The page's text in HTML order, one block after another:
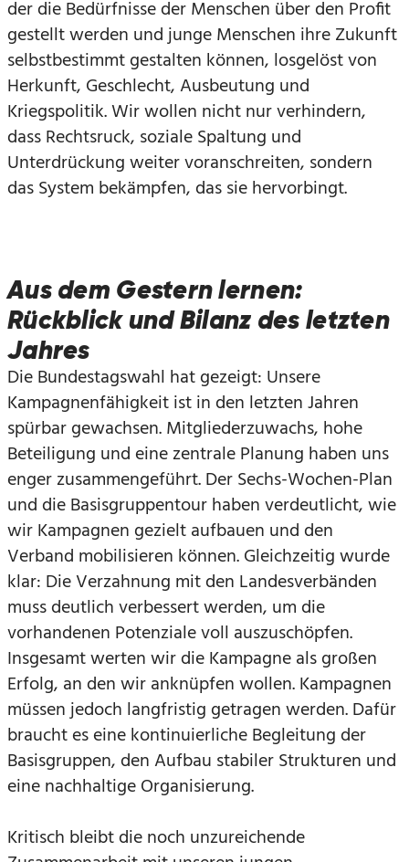
der die Bedürfnisse der Menschen über den Profit
gestellt werden und junge Menschen ihre Zukunft
selbstbestimmt gestalten können, losgelöst von
Herkunft, Geschlecht, Ausbeutung und
Kriegspolitik. Wir wollen nicht nur verhindern,
dass Rechtsruck, soziale Spaltung und
Unterdrückung weiter voranschreiten, sondern
das System bekämpfen, das sie hervorbingt.
Aus dem Gestern lernen:
Rückblick und Bilanz des letzten
Jahres
Die Bundestagswahl hat gezeigt: Unsere
Kampagnenfähigkeit ist in den letzten Jahren
spürbar gewachsen. Mitgliederzuwachs, hohe
Beteiligung und eine zentrale Planung haben uns
enger zusammengeführt. Der Sechs-Wochen-Plan
und die Basisgruppentour haben verdeutlicht, wie
wir Kampagnen gezielt aufbauen und den
Verband mobilisieren können. Gleichzeitig wurde
klar: Die Verzahnung mit den Landesverbänden
muss deutlich verbessert werden, um die
vorhandenen Potenziale voll auszuschöpfen.
Insgesamt werten wir die Kampagne als großen
Erfolg, an den wir anknüpfen wollen. Kampagnen
müssen jedoch langfristig getragen werden. Dafür
braucht es eine kontinuierliche Begleitung der
Basisgruppen, den Aufbau stabiler Strukturen und
eine nachhaltige Organisierung.
Kritisch bleibt die noch unzureichende